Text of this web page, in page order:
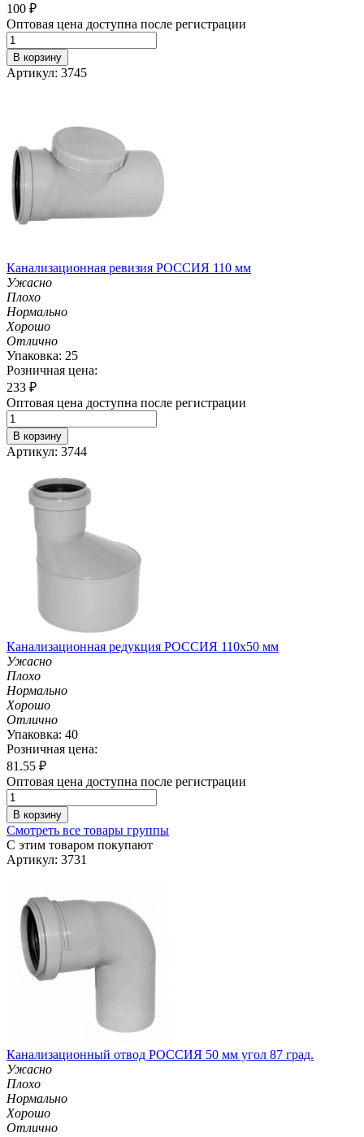
100 ₽
Оптовая цена доступна после регистрации
В корзину
Артикул: 3745
Канализационная ревизия РОССИЯ 110 мм
Ужасно
Плохо
Нормально
Хорошо
Отлично
Упаковка: 25
Розничная цена:
233 ₽
Оптовая цена доступна после регистрации
В корзину
Артикул: 3744
Канализационная редукция РОССИЯ 110х50 мм
Ужасно
Плохо
Нормально
Хорошо
Отлично
Упаковка: 40
Розничная цена:
81.55 ₽
Оптовая цена доступна после регистрации
В корзину
Смотреть все товары группы
С этим товаром покупают
Артикул: 3731
Канализационный отвод РОССИЯ 50 мм угол 87 град.
Ужасно
Плохо
Нормально
Хорошо
Отлично